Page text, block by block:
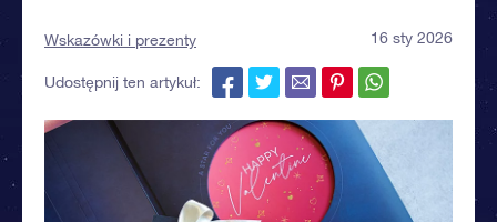
Wskazówki i prezenty 16 sty 2026
Udostępnij ten artykuł: